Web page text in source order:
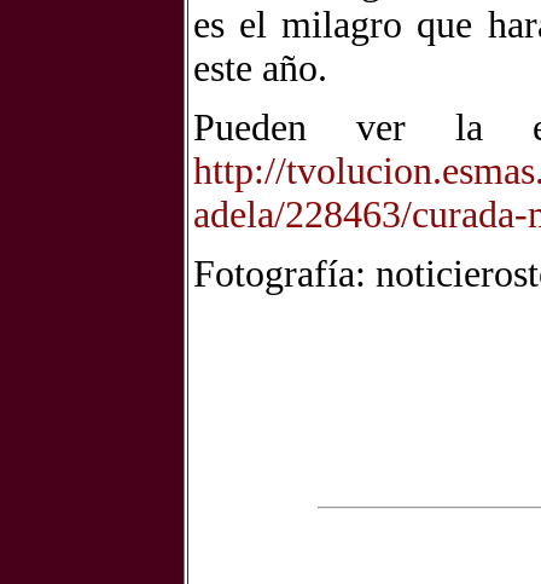
es el milagro que
este año.
Pueden ver la
http://
adela/228463/
Fotografía: